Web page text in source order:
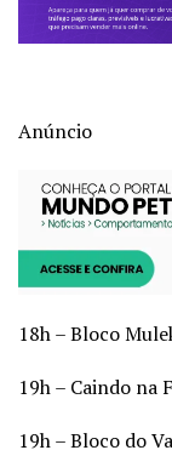
Anúncio
18h – Bloco
19h – Caindo na
19h – Bloco do